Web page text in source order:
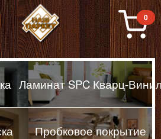
Паркет, Штучный
0
Ламинат SPC Кварц-
Пробковое покрытие